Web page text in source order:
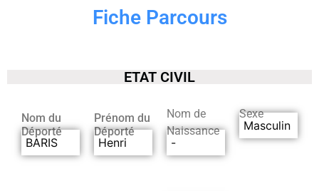
Fiche Parcours
ETAT CIVIL
Nom du
Déporté
BARIS
Prénom du
Déporté
Henri
Nom de
Naissance
-
Sexe
Masculin